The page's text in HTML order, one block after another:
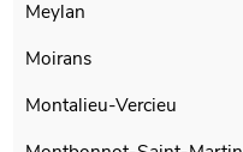
Meylan
Moirans
Montalieu-Vercieu